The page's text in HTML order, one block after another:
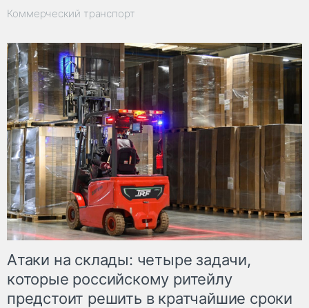
Коммерческий транспорт
Атаки на склады: четыре задачи,
которые российскому ритейлу
предстоит решить в кратчайшие сроки